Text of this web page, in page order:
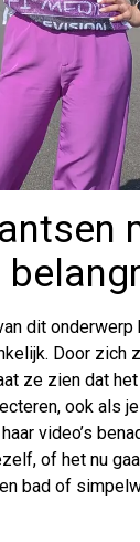
dit
Door zich
ze zien dat
ook als
video’s
of het nu
bad of